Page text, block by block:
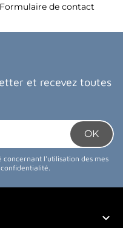
de contact
et recevez toutes
concernant l'utilisation des mes
.
